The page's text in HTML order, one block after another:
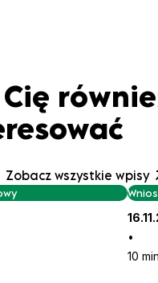
Zobacz wszystkie wpisy
•
10